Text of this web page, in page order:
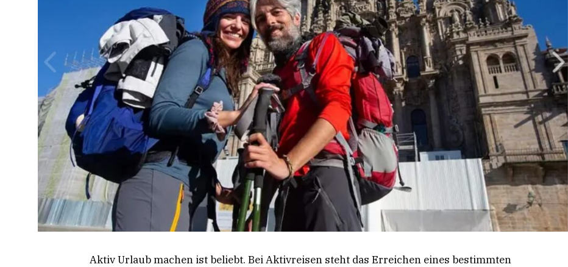
Aktiv Urlaub machen ist beliebt. Bei Aktivreisen steht das Erreichen eines bestimmten